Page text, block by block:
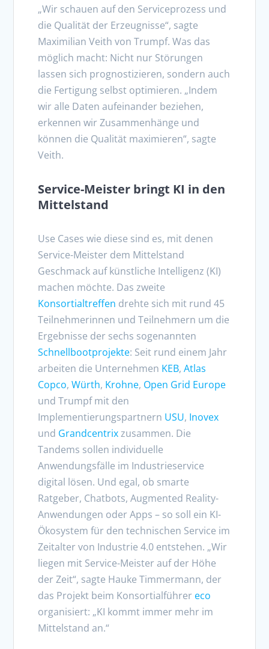
„Wir schauen auf den Serviceprozess und
die Qualität der Erzeugnisse“, sagte
Maximilian Veith von Trumpf. Was das
möglich macht: Nicht nur Störungen
lassen sich prognostizieren, sondern auch
die Fertigung selbst optimieren. „Indem
wir alle Daten aufeinander beziehen,
erkennen wir Zusammenhänge und
können die Qualität maximieren“, sagte
Veith.
Service-Meister bringt KI in den
Mittelstand
Use Cases wie diese sind es, mit denen
Service-Meister dem Mittelstand
Geschmack auf künstliche Intelligenz (KI)
machen möchte. Das zweite
Konsortialtreffen drehte sich mit rund 45
Teilnehmerinnen und Teilnehmern um die
Ergebnisse der sechs sogenannten
Schnellbootprojekte: Seit rund einem Jahr
arbeiten die Unternehmen KEB,Atlas
Copco,Würth, Krohne, Open Grid Europe
und Trumpf mit den
Implementierungspartnern USU, Inovex
und Grandcentrixzusammen. Die
Tandems sollen individuelle
Anwendungsfälle im Industrieservice
digital lösen. Und egal, ob smarte
Ratgeber, Chatbots, Augmented Reality-
Anwendungen oder Apps – so soll ein KI-
Ökosystem für den technischen Service im
Zeitalter von Industrie 4.0 entstehen. „Wir
liegen mit Service-Meister auf der Höhe
der Zeit“, sagte Hauke Timmermann, der
das Projekt beim Konsortialführer eco
organisiert: „KI kommt immer mehr im
Mittelstand an.“